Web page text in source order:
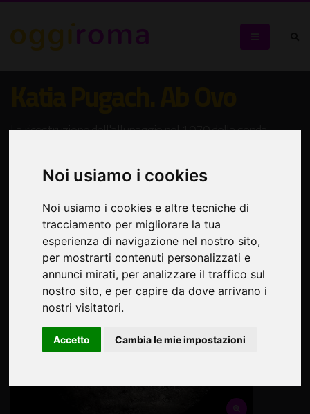
Noi usiamo i cookies
Noi usiamo i cookies e altre tecniche di
tracciamento per migliorare la tua
esperienza di navigazione nel nostro sito,
per mostrarti contenuti personalizzati e
annunci mirati, per analizzare il traffico sul
nostro sito, e per capire da dove arrivano i
nostri visitatori.
Accetto Cambia le mie impostazioni
La ricostruzione dell'allunaggio nel 1970 della sonda